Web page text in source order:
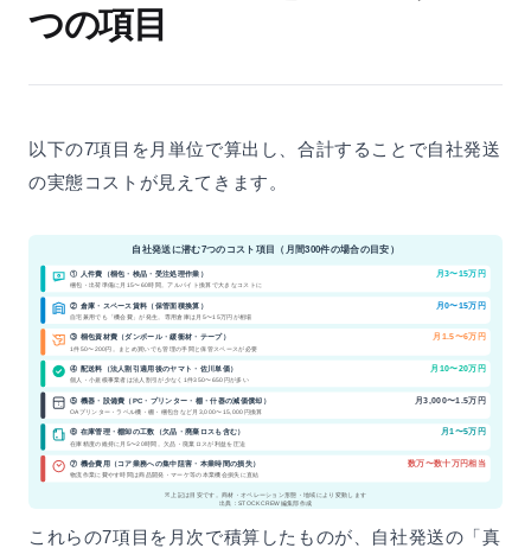
つの項目
以下の7項目を月単位で算出し、合計することで自社発送
の実態コストが見えてきます。
自社発送に潜む7つのコスト項目（月間300件の場合の目安）
① 人件費（梱包・検品・受注処理作業）
梱包・出荷準備に月15〜60時間。アルバイト換算で大きなコストに
月3〜15万円
② 倉庫・スペース賃料（保管面積換算）
自宅兼用でも「機会費」が発生。専用倉庫は月5〜15万円が相場
月0〜15万円
③ 梱包資材費（ダンボール・緩衝材・テープ）
1件50〜200円。まとめ買いでも管理の手間と保管スペースが必要
月1.5〜6万円
④ 配送料（法人割引適用後のヤマト・佐川単価）
個人・小規模事業者は法人割引が少なく1件350〜650円が多い
月10〜20万円
⑤ 機器・設備費（PC・プリンター・棚・什器の減価償却）
OAプリンター・ラベル機・棚・梱包台など月3,000〜15,000円換算
月3,000〜1.5万円
⑥ 在庫管理・棚卸の工数（欠品・廃棄ロスも含む）
在庫精度の維持に月5〜20時間。欠品・廃棄ロスが利益を圧迫
月1〜5万円
⑦ 機会費用（コア業務への集中阻害・本業時間の損失）
物流作業に費やす時間は商品開発・マーケ等の本業機会損失に直結
数万〜数十万円相当
※上記は目安です。商材・オペレーション形態・地域により変動します
出典：STOCKCREW編集部作成
これらの7項目を月次で積算したものが、自社発送の「真